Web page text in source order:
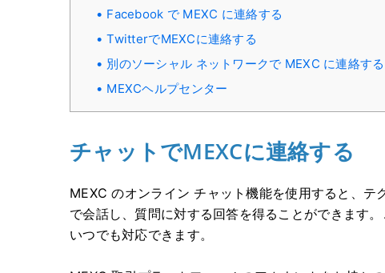
Facebook で MEXC に連絡する
TwitterでMEXCに連絡する
別のソーシャル ネットワークで MEXC に連絡する
MEXCヘルプセンター
チャットでMEXCに連絡する
MEXC のオンライン チャット機能を使用すると、
で会話し、質問に対する回答を得ることができます。
いつでも対応できます。